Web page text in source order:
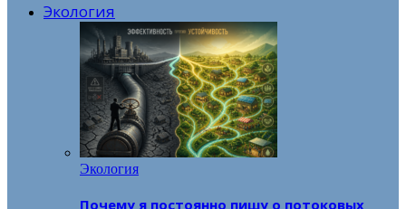
Экология
Экология
Почему я постоянно пишу о потоковых